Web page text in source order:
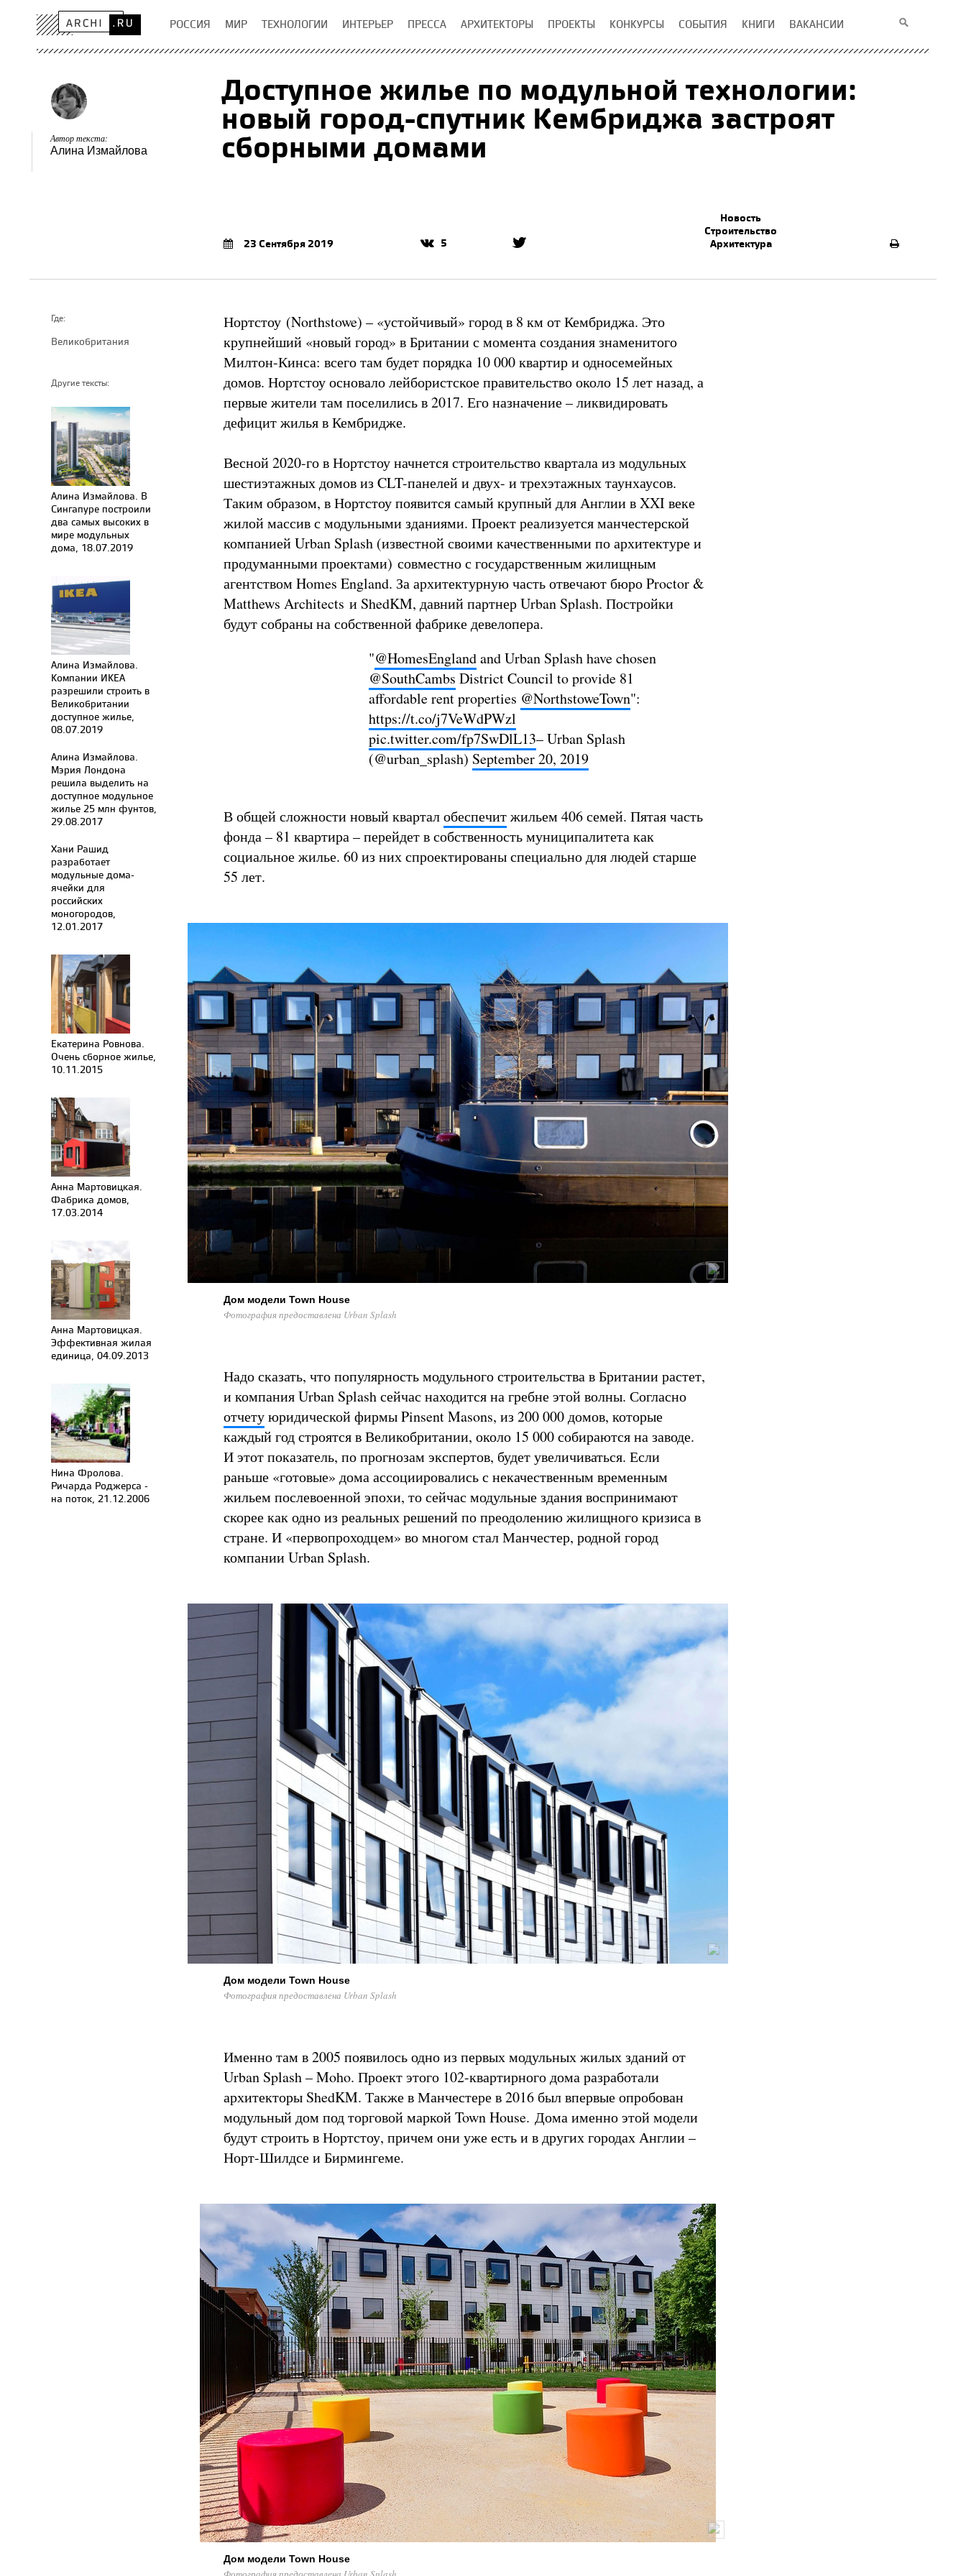
РОССИЯ МИР ТЕХНОЛОГИИ ИНТЕРЬЕР ПРЕССА АРХИТЕКТОРЫ ПРОЕКТЫ КОНКУРСЫ СОБЫТИЯ КНИГИ ВАКАНСИИ
Автор текста:
Алина Измайлова
Доступное жилье по модульной технологии:
новый город-спутник Кембриджа застроят
сборными домами
23 Сентября 2019 5
Новость
Строительство
Архитектура
Где:
Великобритания
Другие тексты:
Алина Измайлова. В
Сингапуре построили
два самых высоких в
мире модульных
дома, 18.07.2019
Алина Измайлова.
Компании ИКЕА
разрешили строить в
Великобритании
доступное жилье,
08.07.2019
Алина Измайлова.
Мэрия Лондона
решила выделить на
доступное модульное
жилье 25 млн фунтов,
29.08.2017
Хани Рашид
разработает
модульные дома-
ячейки для
российских
моногородов,
12.01.2017
Екатерина Ровнова.
Очень сборное жилье,
10.11.2015
Анна Мартовицкая.
Фабрика домов,
17.03.2014
Анна Мартовицкая.
Эффективная жилая
единица, 04.09.2013
Нина Фролова.
Ричарда Роджерса -
на поток, 21.12.2006
Нортстоу (Northstowe) – «устойчивый» город в 8 км от Кембриджа. Это
крупнейший «новый город» в Британии с момента создания знаменитого
Милтон-Кинса: всего там будет порядка 10 000 квартир и односемейных
домов. Нортстоу основало лейбористское правительство около 15 лет назад, а
первые жители там поселились в 2017. Его назначение – ликвидировать
дефицит жилья в Кембридже.
Весной 2020-го в Нортстоу начнется строительство квартала из модульных
шестиэтажных домов из CLT-панелей и двух- и трехэтажных таунхаусов.
Таким образом, в Нортстоу появится самый крупный для Англии в XXI веке
жилой массив с модульными зданиями. Проект реализуется манчестерской
компанией Urban Splash (известной своими качественными по архитектуре и
продуманными проектами) совместно с государственным жилищным
агентством Homes England. За архитектурную часть отвечают бюро Proctor &
Matthews Architects и ShedKM, давний партнер Urban Splash. Постройки
будут собраны на собственной фабрике девелопера.
"@HomesEnglandand Urban Splash have chosen
@SouthCambs District Council to provide 81
affordable rent properties @NorthstoweTown":
https://t.co/j7VeWdPWzl
pic.twitter.com/fp7SwDlL13– Urban Splash
(@urban_splash) September 20, 2019
В общей сложности новый кварталобеспечитжильем 406 семей. Пятая часть
фонда – 81 квартира – перейдет в собственность муниципалитета как
социальное жилье. 60 из них спроектированы специально для людей старше
55 лет.
Дом модели Town House
Фотография предоставлена Urban Splash
Надо сказать, что популярность модульного строительства в Британии растет,
и компания Urban Splash сейчас находится на гребне этой волны. Согласно
отчетуюридической фирмы Pinsent Masons, из 200 000 домов, которые
каждый год строятся в Великобритании, около 15 000 собираются на заводе.
И этот показатель, по прогнозам экспертов, будет увеличиваться. Если
раньше «готовые» дома ассоциировались с некачественным временным
жильем послевоенной эпохи, то сейчас модульные здания воспринимают
скорее как одно из реальных решений по преодолению жилищного кризиса в
стране. И «первопроходцем» во многом стал Манчестер, родной город
компании Urban Splash.
Дом модели Town House
Фотография предоставлена Urban Splash
Именно там в 2005 появилось одно из первых модульных жилых зданий от
Urban Splash – Moho. Проект этого 102-квартирного дома разработали
архитекторы ShedKM. Также в Манчестере в 2016 был впервые опробован
модульный дом под торговой маркой Town House. Дома именно этой модели
будут строить в Нортстоу, причем они уже есть и в других городах Англии –
Норт-Шилдсе и Бирмингеме.
Дом модели Town House